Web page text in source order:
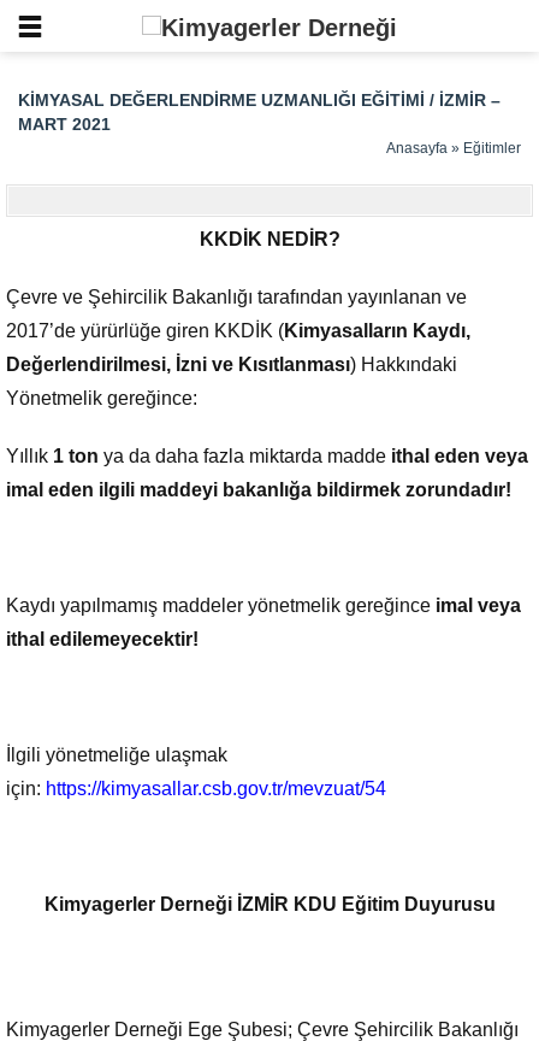
KIMYASAL DEĞERLENDIRME UZMANLIĞI EĞITIMI / İZMIR –
MART 2021
Anasayfa » Eğitimler
KKDİK NEDİR?
Çevre ve Şehircilik Bakanlığı tarafından yayınlanan ve
2017’de yürürlüğe giren KKDİK (Kimyasalların Kaydı,
Değerlendirilmesi, İzni ve Kısıtlanması) Hakkındaki
Yönetmelik gereğince:
Yıllık 1 ton ya da daha fazla miktarda madde ithal eden veya
imal eden ilgili maddeyi bakanlığa bildirmek zorundadır!
Kaydı yapılmamış maddeler yönetmelik gereğince imal veya
ithal edilemeyecektir!
İlgili yönetmeliğe ulaşmak
için: https://kimyasallar.csb.gov.tr/mevzuat/54
Kimyagerler Derneği İZMİR KDU Eğitim Duyurusu
Kimyagerler Derneği Ege Şubesi; Çevre Şehircilik Bakanlığı